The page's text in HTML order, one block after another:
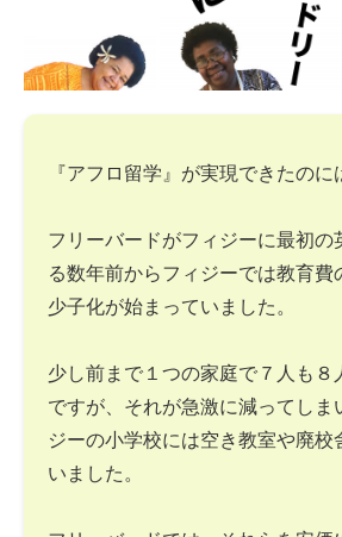
『アフロ留学』が実現できたのに
フリーバードがフィジーに最初の
る数年前からフィジーでは教育費
少子化が始まっていました。
少し前まで１つの家庭で７人も８
ですが、それが急激に減ってし
ジーの小学校には空き教室や廃校
いました。